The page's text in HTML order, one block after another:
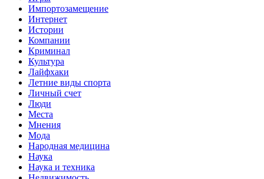
Импортозамещение
Интернет
Истории
Компании
Криминал
Культура
Лайфхаки
Летние виды спорта
Личный счет
Люди
Места
Мнения
Мода
Народная медицина
Наука
Наука и техника